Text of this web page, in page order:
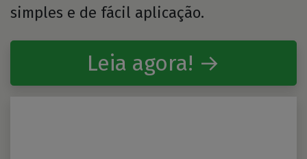
simples e de fácil aplicação.
Leia agora! →